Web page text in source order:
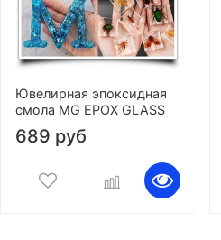
Ювелирная эпоксидная
смола MG EPOX GLASS
689 руб